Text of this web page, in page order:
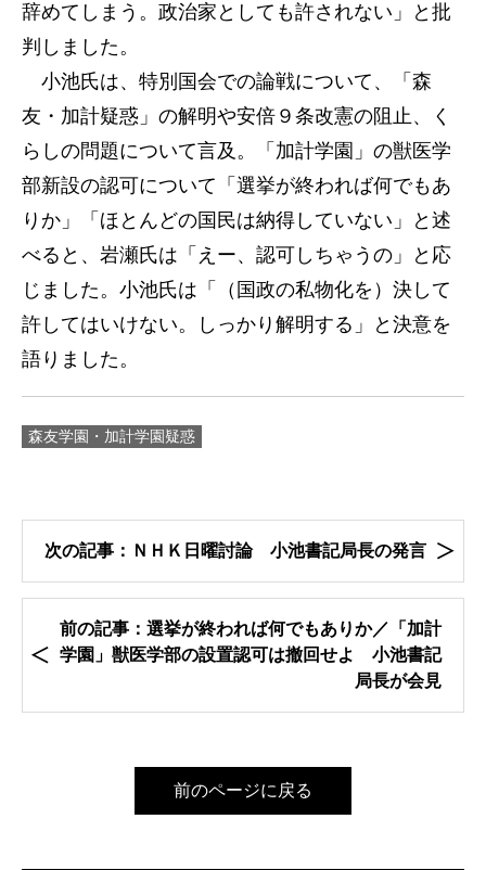
辞めてしまう。政治家としても許されない」と批
判しました。
小池氏は、特別国会での論戦について、「森
友・加計疑惑」の解明や安倍９条改憲の阻止、く
らしの問題について言及。「加計学園」の獣医学
部新設の認可について「選挙が終われば何でもあ
りか」「ほとんどの国民は納得していない」と述
べると、岩瀬氏は「えー、認可しちゃうの」と応
じました。小池氏は「（国政の私物化を）決して
許してはいけない。しっかり解明する」と決意を
語りました。
森友学園・加計学園疑惑
次の記事：ＮＨＫ日曜討論 小池書記局長の発言
前の記事：選挙が終われば何でもありか／「加計
学園」獣医学部の設置認可は撤回せよ 小池書記
局長が会見
前のページに戻る